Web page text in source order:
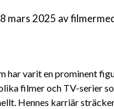
mars 2025 av
har varit en prominent
filmer och TV-serier
Hennes karriär